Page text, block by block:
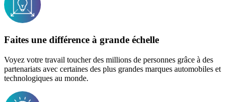
Faites une différence à grande échelle
Voyez votre travail toucher des millions de personnes grâce à des
partenariats avec certaines des plus grandes marques automobiles et
technologiques au monde.